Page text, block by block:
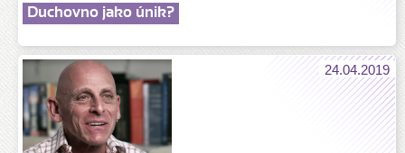
Duchovno jako únik?
24.04.2019